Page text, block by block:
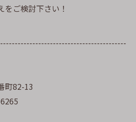
ご検討下さい！
町82-13